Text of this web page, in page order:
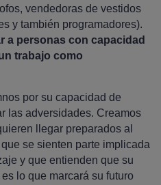
vendedoras de vestidos
y también programadores).
a personas con capacidad
trabajo como
por su capacidad de
las adversidades. Creamos
llegar preparados al
se sienten parte implicada
y que entienden que su
lo que marcará su futuro